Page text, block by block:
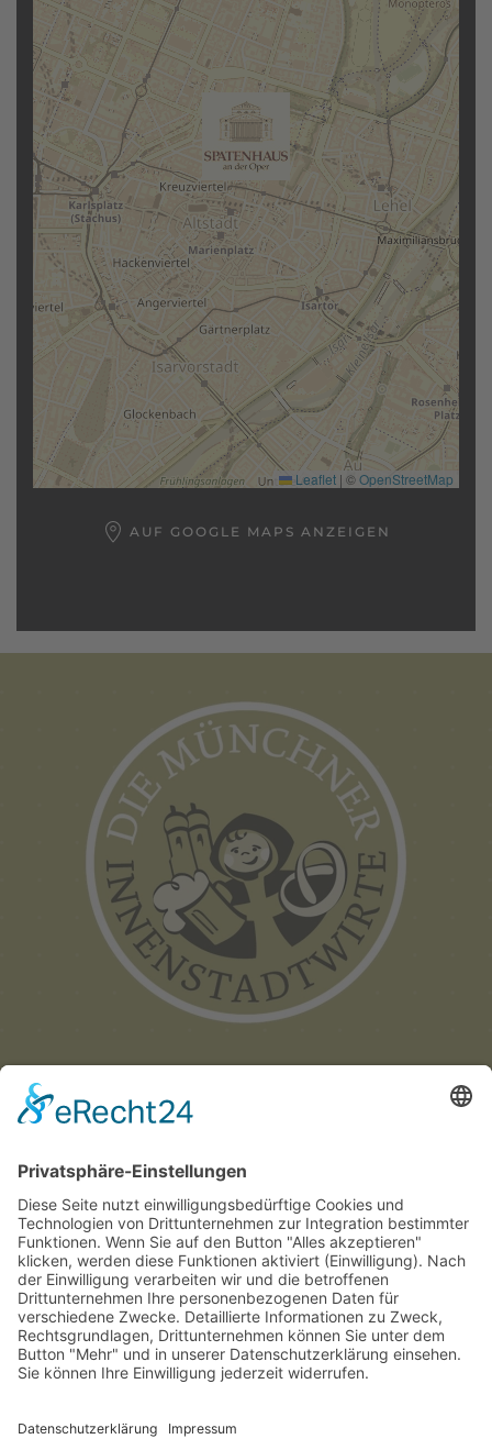
Leaflet | ©OpenStreetMap
AUF GOOGLE MAPS ANZEIGEN
Münchner
Innenstadtwirte e.V.
C/O CITYPARTNER MÜNCHEN
HERZOG-WILHELM-STRASSE 15
D-80331 MÜNCHEN
TEL. +49 (0) 89 122 280 780